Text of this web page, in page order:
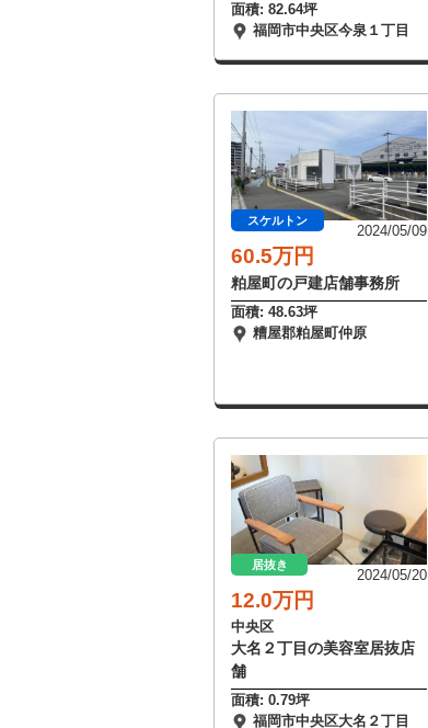
面積: 82.64坪
福岡市中央区今泉１丁目
スケルトン
2024/05/09
60.5万円
粕屋町の戸建店舗事務所
面積: 48.63坪
糟屋郡粕屋町仲原
居抜き
2024/05/20
12.0万円
中央区
大名２丁目の美容室居抜店
舗
面積: 0.79坪
福岡市中央区大名２丁目